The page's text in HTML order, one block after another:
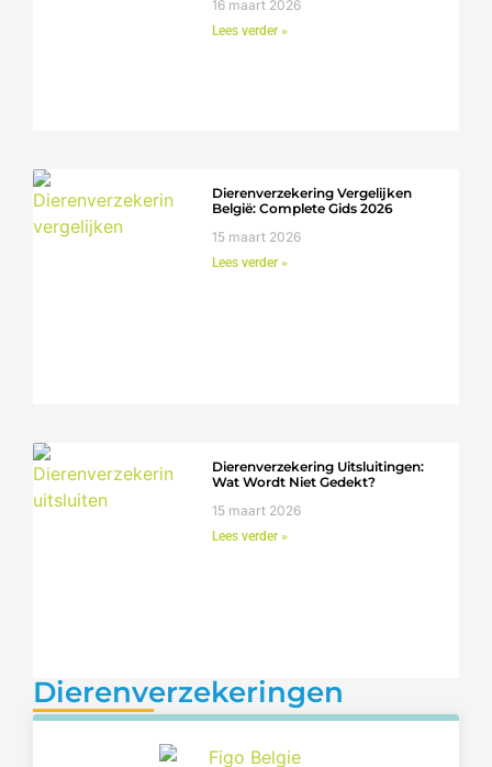
16 maart 2026
Lees verder »
Dierenverzekering Vergelijken
België: Complete Gids 2026
15 maart 2026
Lees verder »
Dierenverzekering Uitsluitingen:
Wat Wordt Niet Gedekt?
15 maart 2026
Lees verder »
Dierenverzekeringen